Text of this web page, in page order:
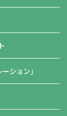
ション」